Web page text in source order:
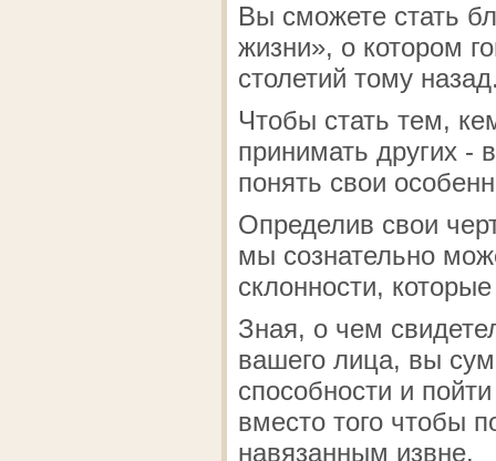
Вы сможете стать
жизни», о котором
столетий тому
Чтобы стать тем,
принимать других -
понять свои
Определив свои
мы сознательно
склонности,
Зная, о чем
вашего лица, вы
способности и
вместо того чтобы
навязанным извне.